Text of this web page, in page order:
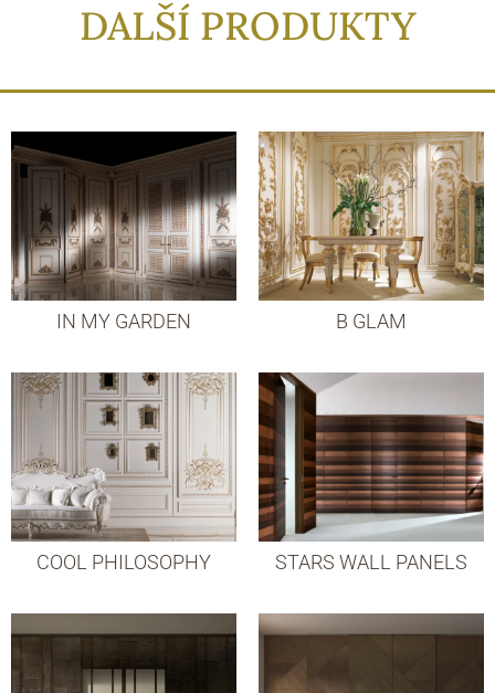
DALŠÍ PRODUKTY
IN MY GARDEN B GLAM
COOL PHILOSOPHY STARS WALL PANELS